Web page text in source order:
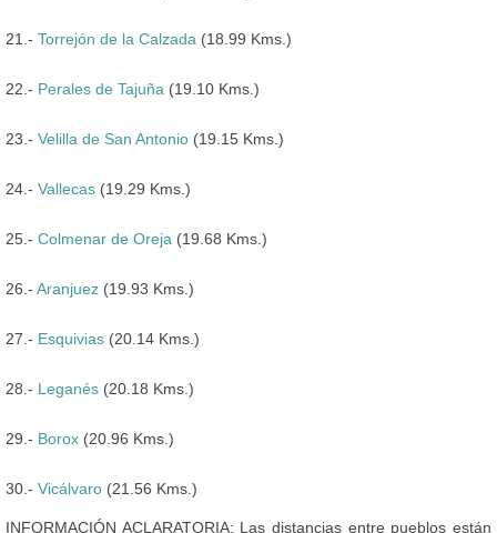
21.- Torrejón de la Calzada (18.99 Kms.)
22.- Perales de Tajuña (19.10 Kms.)
23.- Velilla de San Antonio (19.15 Kms.)
24.- Vallecas (19.29 Kms.)
25.- Colmenar de Oreja (19.68 Kms.)
26.- Aranjuez (19.93 Kms.)
27.- Esquivias (20.14 Kms.)
28.- Leganés (20.18 Kms.)
29.- Borox (20.96 Kms.)
30.- Vicálvaro (21.56 Kms.)
INFORMACIÓN ACLARATORIA: Las distancias entre pueblos están